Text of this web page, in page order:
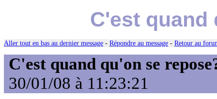
C'est quand
Aller tout en bas au dernier message - Répondre au message - Retour au
C'est quand qu'on se
30/01/08 à 11:23:21